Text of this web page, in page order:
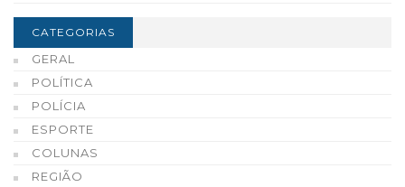
CATEGORIAS
GERAL
POLÍTICA
POLÍCIA
ESPORTE
COLUNAS
REGIÃO